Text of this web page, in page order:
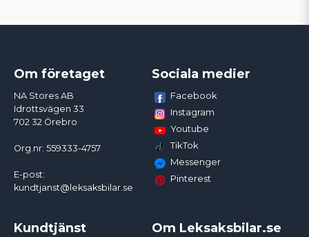
Om företaget
NA Stores AB
Idrottsvägen 33
702 32 Örebro
Org.nr: 559333-4757
E-post:
kundtjanst@leksaksbilar.se
Sociala medier
Facebook
Instagram
Youtube
TikTok
Messenger
Pinterest
Kundtjänst Om Leksaksbilar.se